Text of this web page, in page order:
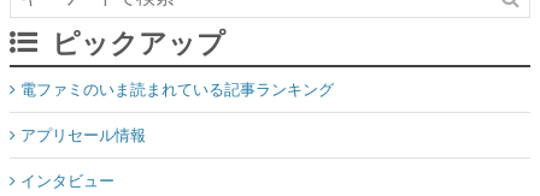
ピックアップ
電ファミのいま読まれている記事ランキング
アプリセール情報
インタビュー